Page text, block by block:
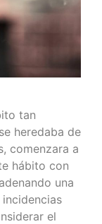
tan
heredaba de
comenzara a
hábito con
una
el